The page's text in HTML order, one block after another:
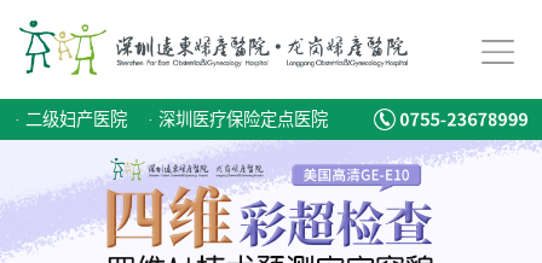
· 二级妇产医院 · 深圳医疗保险定点医院